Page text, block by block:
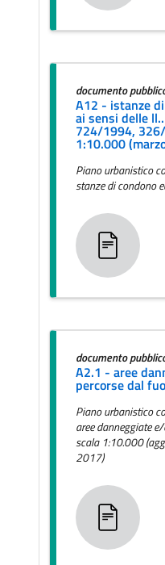
documento
A12 - istanze
ai sensi delle
724/1994,
1:10.000
Piano urbanistico
stanze di condono
documento
A2.1 - aree
percorse dal
Piano urbanistico
aree danneggiate
scala 1:10.000
2017)